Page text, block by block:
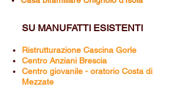
SU MANUFATTI ESISTENTI
Ristrutturazione Cascina Gorle
Centro Anziani Brescia
Centro giovanile - oratorio Costa di
Mezzate